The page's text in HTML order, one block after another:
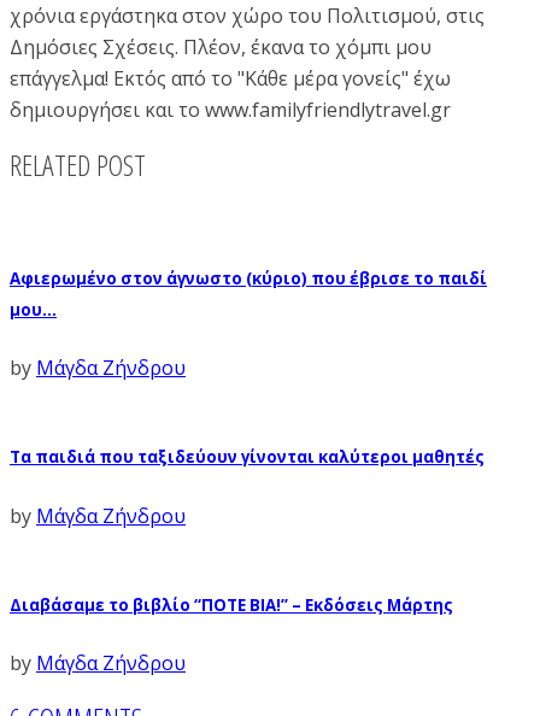
χρόνια εργάστηκα στον χώρο του Πολιτισμού, στις
Δημόσιες Σχέσεις. Πλέον, έκανα το χόμπι μου
επάγγελμα! Εκτός από το "Κάθε μέρα γονείς" έχω
δημιουργήσει και το www.familyfriendlytravel.gr
RELATED POST
Αφιερωμένο στον άγνωστο (κύριο) που έβρισε το παιδί
μου…
by Μάγδα Ζήνδρου
Τα παιδιά που ταξιδεύουν γίνονται καλύτεροι μαθητές
by Μάγδα Ζήνδρου
Διαβάσαμε το βιβλίο “ΠΟΤΕ ΒΙΑ!” – Εκδόσεις Μάρτης
by Μάγδα Ζήνδρου